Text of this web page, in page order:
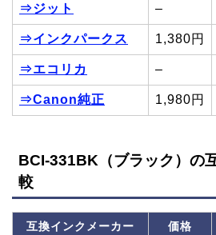
⇒ジット –
⇒インクパークス 1,380円
⇒エコリカ –
⇒Canon純正 1,980円
BCI-331BK（ブラック）の
較
互換インクメーカー 価格